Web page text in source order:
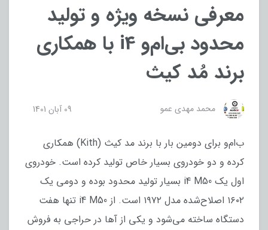
معرفی نسخه ویژه و تولید
محدود بی‌ام‌و i4 با همکاری
برند مُد کیث
محمد مهدی عمو 09 آبان 1401
ب‌ام‌و برای دومین بار با برند مد کیث (Kith) همکاری
کرده و دو خودروی بسیار خاص تولید کرده است. خودروی
اول یک i4 M50 بسیار تولید محدود بوده و دومی یک
۱۶۰۲ اصلاح‌شده مدل ۱۹۷۲ است. از i4 M50 تنها هفت
دستگاه ساخته می‌شود و یکی از آها در حراجی به فروش